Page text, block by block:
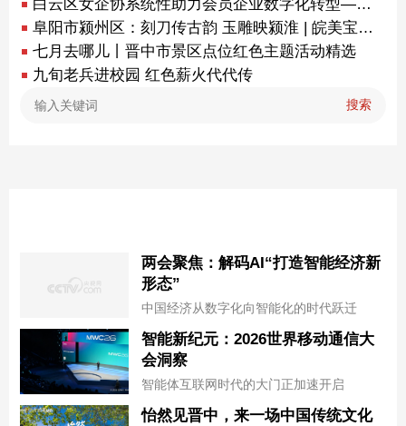
白云区女企协系统性助力会员企业数字化转型——助力广州打造“世界级美湾”产业集群
阜阳市颍州区：刻刀传古韵 玉雕映颍淮 | 皖美宝藏小城
七月去哪儿丨晋中市景区点位红色主题活动精选
九旬老兵进校园 红色薪火代代传
搜索
两会聚焦：解码AI“打造智能经济新
形态”
中国经济从数字化向智能化的时代跃迁
智能新纪元：2026世界移动通信大
会洞察
智能体互联网时代的大门正加速开启
怡然见晋中，来一场中国传统文化